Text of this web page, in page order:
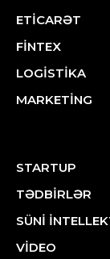
ETİCARƏT
FİNTEX
LOGİSTİKA
MARKETİNG
STARTUP
TƏDBİRLƏR
SÜNİ
VİDEO